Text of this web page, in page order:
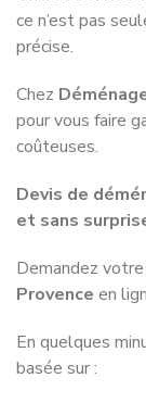
ce n’est pas
précise.
Chez
pour vous faire
coûteuses.
Devis de
et sans
Demandez votre
Provence en
En quelques
basée sur :